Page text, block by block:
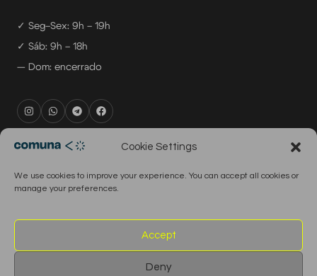
Cookie Settings
We use cookies to improve your experience. You can accept all cookies or
manage your preferences.
Accept
Deny
✓ Seg–Sex: 9h – 19h
✓ Sáb: 9h – 18h
— Dom: encerrado
rental@comuna.pt
production@comuna.pt